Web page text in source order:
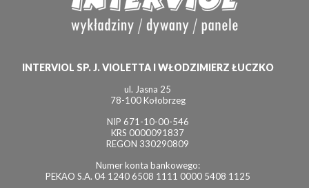
INTERVIOL SP. J. VIOLETTA I WŁODZIMIERZ ŁUCZKO
ul. Jasna 25
78-100 Kołobrzeg
NIP 671-10-00-546
KRS 0000091837
REGON 330290809
Numer konta bankowego:
PEKAO S.A. 04 1240 6508 1111 0000 5408 1125